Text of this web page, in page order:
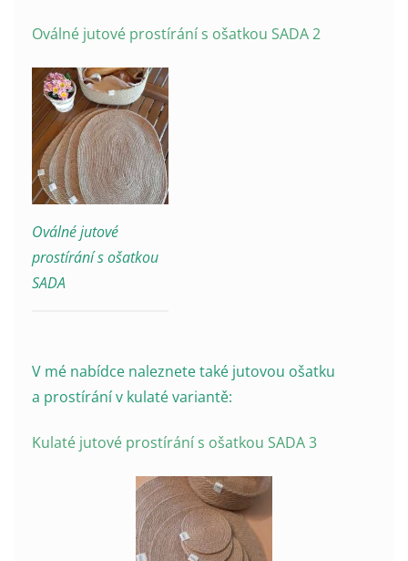
Oválné jutové prostírání s ošatkou SADA 2
Oválné jutové
prostírání s ošatkou
SADA
V mé nabídce naleznete také jutovou ošatku
a prostírání v kulaté variantě:
Kulaté jutové prostírání s ošatkou SADA 3